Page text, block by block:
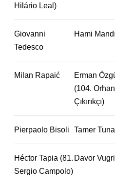
Hilário Leal)
Giovanni
Tedesco
Hami
Milan Rapaić
Erman
(104. Orhan
Çıkırıkçı)
Pierpaolo Bisoli Tamer Tuna
Héctor Tapia (81.
Sergio Campolo)
Davor